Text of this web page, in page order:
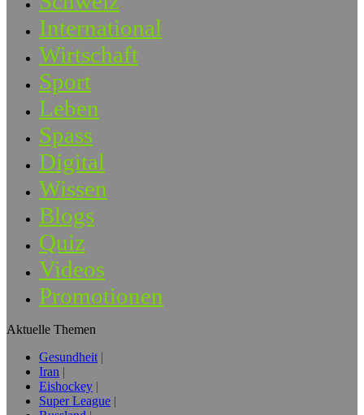
International
Wirtschaft
Sport
Leben
Spass
Digital
Wissen
Blogs
Quiz
Videos
Promotionen
Aktuelle Themen
Gesundheit
Iran
Eishockey
Super League